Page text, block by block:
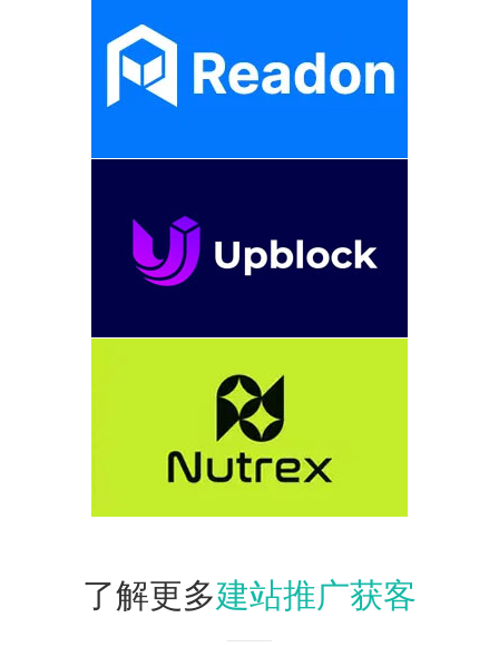
了解更多建站推广获客